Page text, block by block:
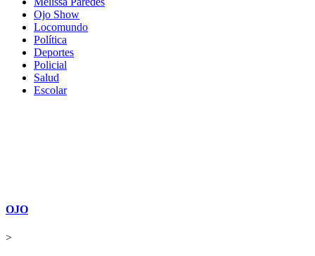
Ojo Show
Locomundo
Política
Deportes
Policial
Salud
Escolar
OJO
>